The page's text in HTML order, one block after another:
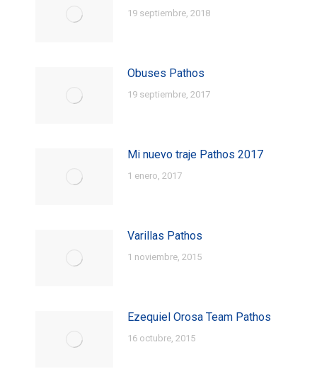
19 septiembre, 2018
Obuses Pathos
19 septiembre, 2017
Mi nuevo traje Pathos 2017
1 enero, 2017
Varillas Pathos
1 noviembre, 2015
Ezequiel Orosa Team Pathos
16 octubre, 2015